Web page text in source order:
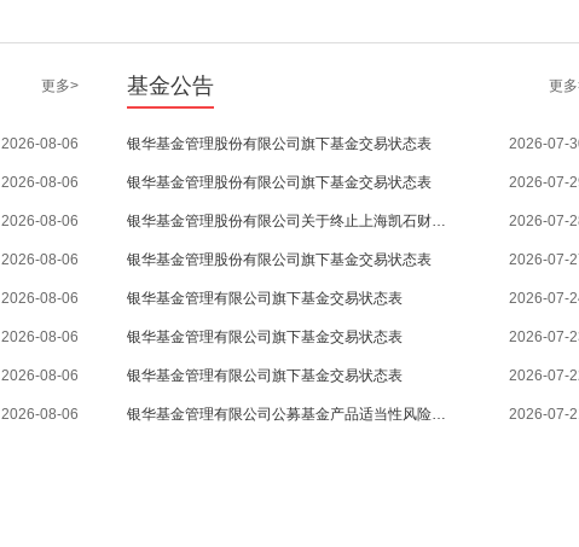
更多>
2026-08-06
2026-08-06
2026-08-06
2026-08-06
2026-08-06
2026-08-06
2026-08-06
2026-08-06
基金公告 更
银华基金管理股份有限公司旗下基金交易状态表 2026-07-
银华基金管理股份有限公司旗下基金交易状态表 2026-07-
银华基金管理股份有限公司关于终止上海凯石财富基金销售有限公司办理旗下基金相关业务公告 2026-07-
银华基金管理股份有限公司旗下基金交易状态表 2026-07-
银华基金管理有限公司旗下基金交易状态表 2026-07-
银华基金管理有限公司旗下基金交易状态表 2026-07-
银华基金管理有限公司旗下基金交易状态表 2026-07-
银华基金管理有限公司公募基金产品适当性风险等级评价结果 2026-07-